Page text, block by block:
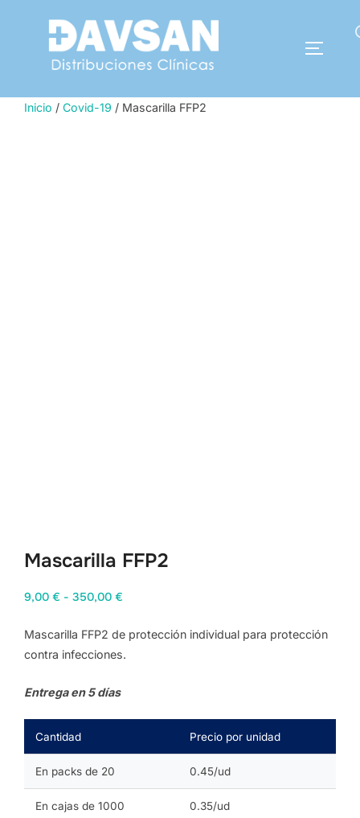
contenido
Buscar:
Inicio / Covid-19 / Mascarilla FFP2
Mascarilla FFP2
9,00 € - 350,00 €
precios:
desde
350,00 €
Mascarilla FFP2 de protección individual para protección
contra infecciones.
Entrega en 5 días
Cantidad Precio por unidad
En packs de 20 0.45/ud
En cajas de 1000 0.35/ud